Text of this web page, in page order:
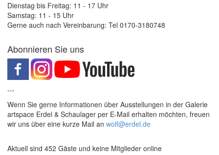
Dienstag bis Freitag: 11 - 17 Uhr
Samstag: 11 - 15 Uhr
Gerne auch nach Vereinbarung: Tel 0170-3180748
Abonnieren Sie uns
---
Wenn Sie gerne Informationen über Ausstellungen in der Galerie
artspace Erdel & Schaulager per E-Mail erhalten möchten, freuen
wir uns über eine kurze Mail an wolf@erdel.de
Aktuell sind 452 Gäste und keine Mitglieder online